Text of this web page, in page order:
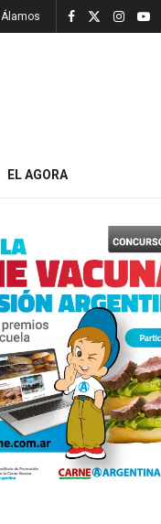
Álamos
EL AGORA